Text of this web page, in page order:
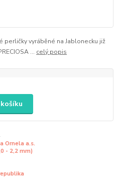
perličky vyráběné na Jablonecku již
... celý popis
Ornela a.s.
- 2,2 mm)